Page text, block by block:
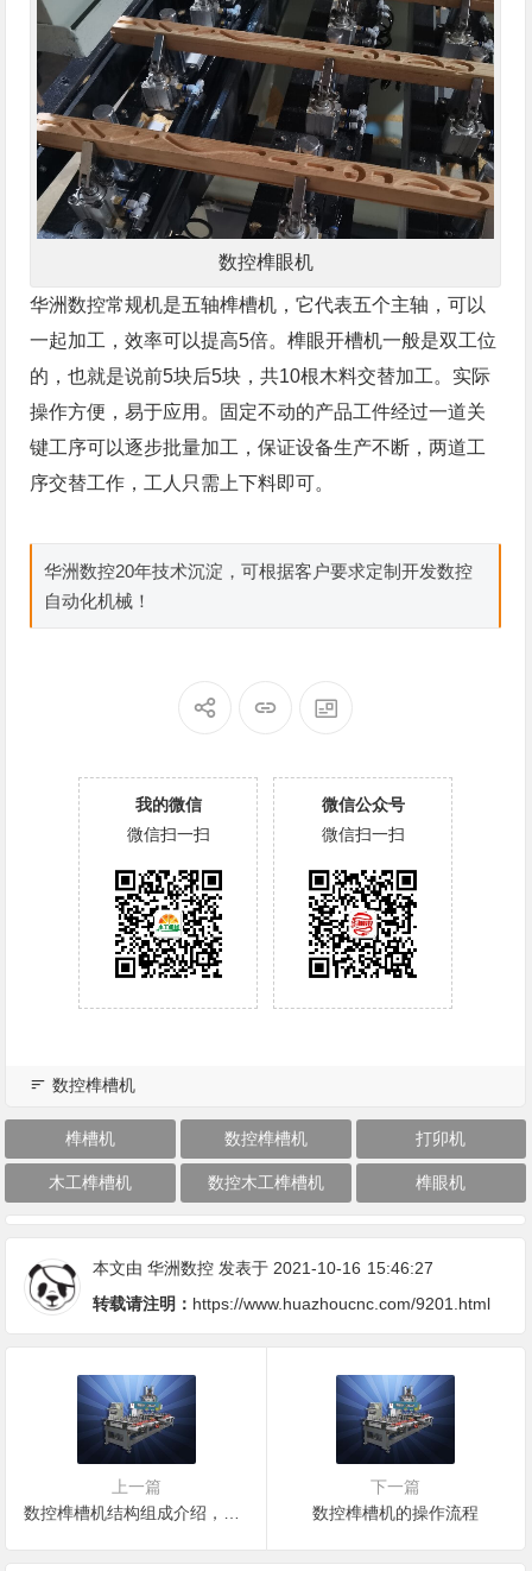
数控榫眼机
华洲数控常规机是五轴榫槽机，它代表五个主轴，可以
一起加工，效率可以提高5倍。榫眼开槽机一般是双工位
的，也就是说前5块后5块，共10根木料交替加工。实际
操作方便，易于应用。固定不动的产品工件经过一道关
键工序可以逐步批量加工，保证设备生产不断，两道工
序交替工作，工人只需上下料即可。
华洲数控20年技术沉淀，可根据客户要求定制开发数控
自动化机械！
我的微信
微信扫一扫
微信公众号
微信扫一扫
数控榫槽机
榫槽机 数控榫槽机 打卯机
木工榫槽机 数控木工榫槽机 榫眼机
本文由华洲数控 发表于 2021-10-16 15:46:27
转载请注明： https://www.huazhoucnc.com/9201.html
上一篇
下一篇
数控榫槽机的操作流程